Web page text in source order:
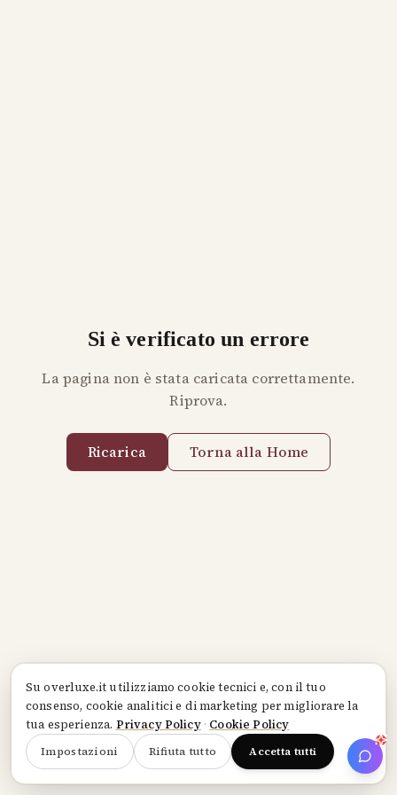
Suoverluxe.itutilizziamo cookie tecnici e, con il tuo
consenso, cookie analitici e di marketing per migliorare la
tua esperienza. Privacy Policy· Cookie Policy
Impostazioni Rifiuta tutto Accetta tutti
Si è verificato un errore
La pagina non è stata caricata correttamente.
Riprova.
Ricarica Torna alla Home